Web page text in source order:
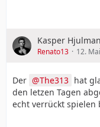
Kasper
Renato13 12.
Der The313 hat
den letzen Tagen
echt verrückt spielen